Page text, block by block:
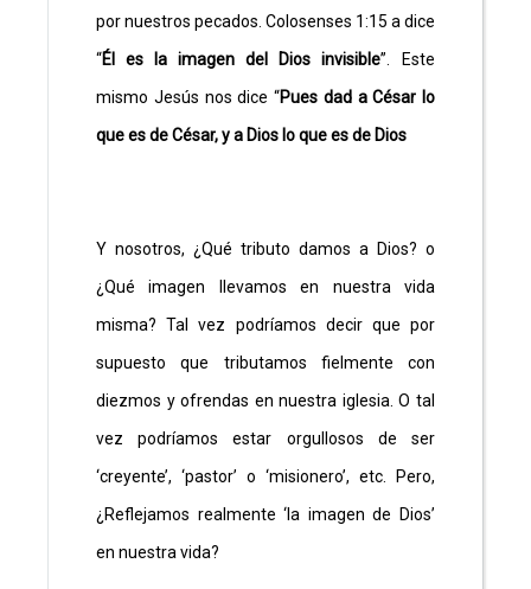
por nuestros pecados. Colosenses 1:15 a dice
“Él es la imagen del Dios invisible”. Este
mismo Jesús nos dice “Pues dad a César lo
que es de César, y a Dios lo que es de Dios
Y nosotros, ¿Qué tributo damos a Dios? o
¿Qué imagen llevamos en nuestra vida
misma? Tal vez podríamos decir que por
supuesto que tributamos fielmente con
diezmos y ofrendas en nuestra iglesia. O tal
vez podríamos estar orgullosos de ser
‘creyente’, ‘pastor’ o ‘misionero’, etc. Pero,
¿Reflejamos realmente ‘la imagen de Dios’
en nuestra vida?